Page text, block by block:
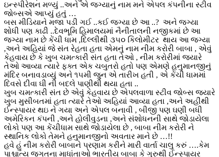
ઇન્સ્પીરેશન મળ્યું ..અને એ જગ્યાનું નામ મને એપલ કંપનીના સ્ટીવ
જોબ્સએ આપ્યું હતું …
બસ મીડિયાને મજા પડી ગઈ ..કઈ જગ્યા છે આ ..? અને જગ્યા
શોધી પણ કાઢી ..દેવભૂમિ હિમાલયમાં નૈનીતાલની નજીકમાં છે આ
જગ્યા નામ છે કેંચી ધામ ,દિલ્લીથી ૩૫૦ કિલોમીટર થાય આ જગ્યા
,અને અહિયાં જે સંત રેહતા હતા એમનું નામ નીમ કરોરી બાબા , એવું
કેહવાય છે કે ખુબ ચમત્કારી સંત હતા તેઓ , નીમ કરોરીમાં જયારે
તેઓ આવ્યા ત્યારે ફક્ત એક ચબુતરો હતો પણ એમણે હનુમાનજીનું
મંદિર બનાવડાવ્યું અને ૧૫મી જુન એ તારીખ હતી , એ કેંચી ધામમાં
દિવસે દીવા ઘી ની બદલે પાણીથી થયા હતા ..
ખુબ ચમત્કારી સંત છે એવું કેહવાય છે એપલવાળા સ્ટીવ જોબ્સ જયારે
ખુબ મુસીબતમાં હતા ત્યારે તેઓ અહિયાં આવ્યા હતા ,અને અહીંથી
ઈન્સ્પાયર થઇ ને ગયા અને એપલ બનાવી , બીજી પણ ઘણી બધી
અમેરિકન કંપની ,અને હોલીવુડના ,અને સંશોધનની સાથે જોડાયેલા
લોકો પણ આ કેંચીધામ સાથે જોડાયેલા છે , બાબા નીમ કરોરી ને
સ્થાનિક લોકો તેમને હનુમાનજીનો અવતાર માને છે …!!
હવે હું નીમ કરોરી બાબાને પ્રણામ કરીને મારી વાર્તા ચાલુ કરું ….કેમ
પાશ્ચાત્ય જગતના માધાંતાઓ ભારતીય બાબા કે ગુરુથી ઈન્સ્પાયર